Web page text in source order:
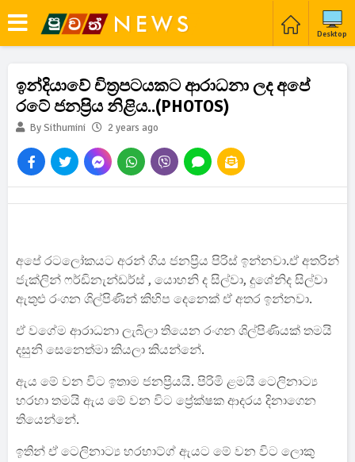
Desktop
ඉන්දියාවේ චිත්‍රපටයකට ආරාධනා ලද අපේ
රටේ ජනප්‍රිය නිළිය..(PHOTOS)
By Sithumini 2 years ago
අපේ රටලෝකයට අරන් ගිය ජනප්‍රිය පිරිස් ඉන්නවා.ඒ අතරින්
ජැක්ලින් ෆර්ඩිනැන්ඩර්ස් , යොහනි ද සිල්වා, දුශේනිද සිල්වා
ඇතුළු රංගන ශිල්පිණින් කිහිප දෙනෙක් ඒ අතර ඉන්නවා.
ඒ වගේම ආරාධනා ලැබිලා තියෙන රංගන ශිල්පිණියක් තමයි
දසුනි සෙනෙත්මා කියලා කියන්නේ.
ඇය මේ වන විට ඉතාම ජනප්‍රියයි. පිරිමි ළමයි ටෙලිනාට්‍ය
හරහා තමයි ඇය මේ වන විට ප්‍රේක්ෂක ආදරය දිනාගෙන
තියෙන්නේ.
ඉතින් ඒ ටෙලිනාට්‍ය හරහාට්ග් ඇයට මේ වන විට ලොකු